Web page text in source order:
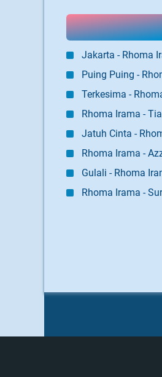
Jakarta - Rhoma
Puing Puing -
Terkesima -
Rhoma Irama -
Jatuh Cinta -
Rhoma Irama -
Gulali - Rhoma
Rhoma Irama -